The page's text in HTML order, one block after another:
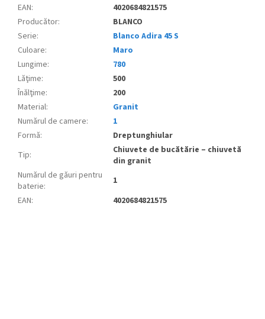
EAN:
4020684821575
Producător:
BLANCO
Serie:
Blanco Adira 45 S
Culoare:
Maro
Lungime:
780
Lăţime:
500
Înălţime:
200
Material:
Granit
Numărul de camere:
1
Formă:
Dreptunghiular
Tip:
Chiuvete de bucătărie – chiuvetă
din granit
Numărul de găuri pentru
baterie:
1
EAN: 4020684821575